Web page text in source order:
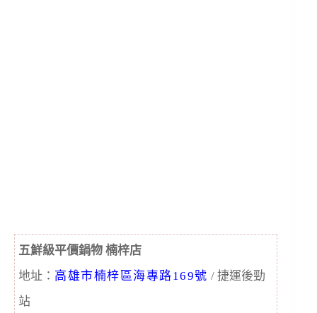
五鮮級平價鍋物 楠梓店
地址： ​高雄市楠梓區海專路169號 / 捷運後勁
站